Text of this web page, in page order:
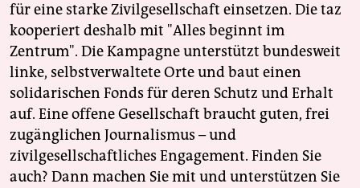
für eine starke Zivilgesellschaft einsetzen. Die taz
kooperiert deshalb mit "Alles beginnt im
Zentrum". Die Kampagne unterstützt bundesweit
linke, selbstverwaltete Orte und baut einen
solidarischen Fonds für deren Schutz und Erhalt
auf. Eine offene Gesellschaft braucht guten, frei
zugänglichen Journalismus – und
zivilgesellschaftliches Engagement. Finden Sie
auch? Dann machen Sie mit und unterstützen Sie